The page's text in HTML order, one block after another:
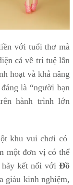
với tuổi thơ mà
cả về trí tuệ lẫn
hoạt và khả năng
là “người bạn
hành trình lớn
khu vui chơi có
một đơn vị có thể
hãy kết nối với Đồ
giàu kinh nghiệm,